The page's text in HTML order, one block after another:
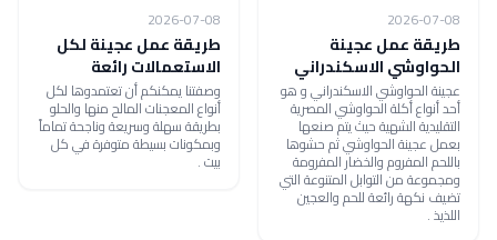
2026-07-08
طريقة عمل عجينة
الحواوشي الاسكندراني
عجينة الحواوشي الاسكندراني و هو
أحد أنواع أكلة الحواوشي المصرية
التقليدية الشهية حيث يتم صنعها
بعمل عجينة الحواوشي ثم حشوها
باللحم المفروم والخضار المفرومة
ومجموعة من التوابل المتنوعة التي
تضيف نكهة رائعة للحم والعجين
اللذيذ .
2026-07-08
طريقة عمل عجينة لكل
الاستعمالات رائعة
وصفتنا يمكنكم أن تعتمدوها لكل
أنواع المعجنات المالح منها والحلو
بطريقة سهلة وسريعة وناجحة تماماً
وبمكونات بسيطة متوفرة في كل
بيت .